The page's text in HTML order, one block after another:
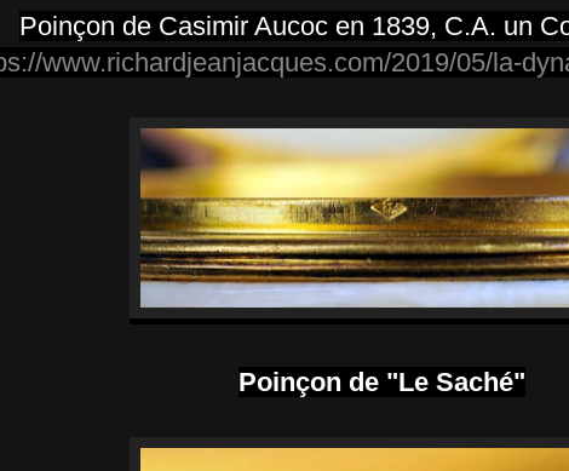
Poinçon de Casimir Aucoc en 1839, C.A. un
www.richardjeanjacques.com/2019/05/la-
Poinçon de "Le Saché"